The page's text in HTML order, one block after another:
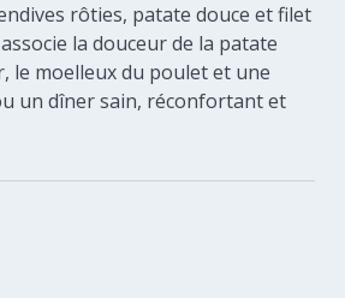
rôties, patate douce et filet
la douceur de la patate
le moelleux du poulet et une
un dîner sain, réconfortant et